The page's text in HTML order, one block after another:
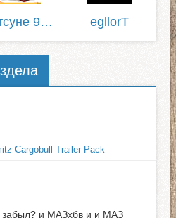
Китсуне 975 egllorТ
Cargobull Trailer Pack
забыл? и МАЗхбв и и МАЗ